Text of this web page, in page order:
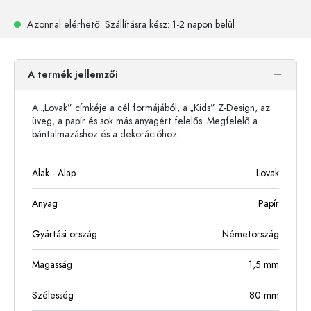
Azonnal elérhető. Szállításra kész: 1-2 napon belül
A termék jellemzői
A „Lovak” címkéje a cél formájából, a „Kids” Z-Design, az
üveg, a papír és sok más anyagért felelős. Megfelelő a
bántalmazáshoz és a dekorációhoz.
Alak - Alap Lovak
Anyag Papír
Gyártási ország Németország
Magasság 1,5 mm
Szélesség 80 mm